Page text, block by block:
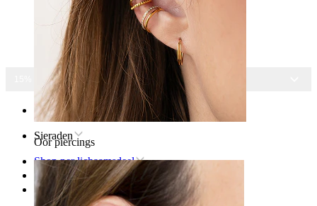
Oor piercings
15% KORTING OP ALLE SIERADEN
Home
Sieraden
Shop per lichaamsdeel
Oor
Conch